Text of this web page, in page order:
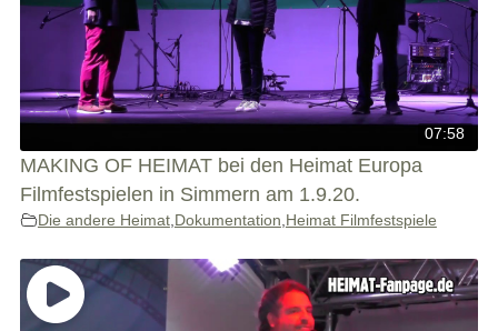
07:58
MAKING OF HEIMAT bei den Heimat Europa
Filmfestspielen in Simmern am 1.9.20.
Die andere Heimat, Dokumentation Heimat Filmfestspiele